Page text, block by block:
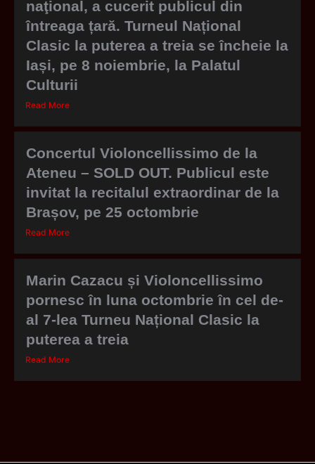
naţional, a cucerit publicul din
întreaga țară. Turneul Național
Clasic la puterea a treia se încheie la
Iași, pe 8 noiembrie, la Palatul
Culturii
Read More
Concertul Violoncellissimo de la
Ateneu – SOLD OUT. Publicul este
invitat la recitalul extraordinar de la
Brașov, pe 25 octombrie
Read More
Marin Cazacu și Violoncellissimo
pornesc în luna octombrie în cel de-
al 7-lea Turneu Național Clasic la
puterea a treia
Read More